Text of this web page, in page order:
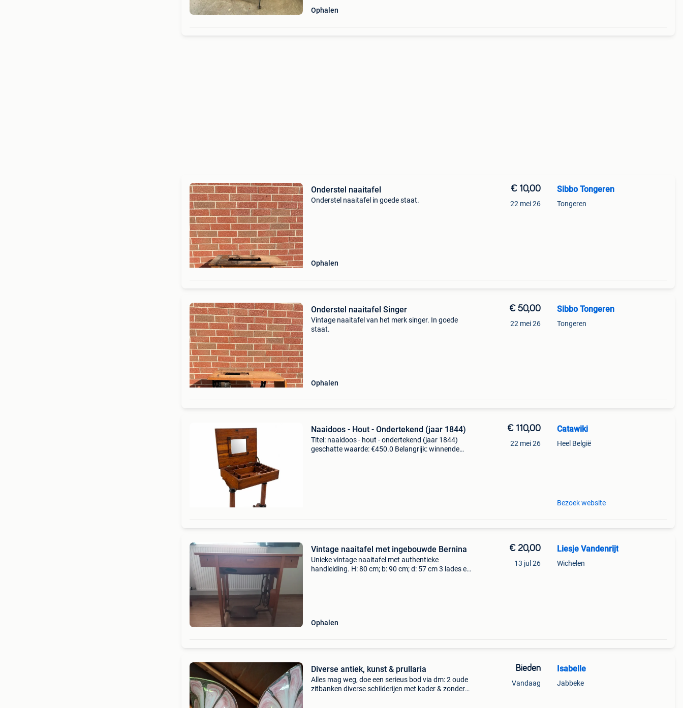
Ophalen
Onderstel naaitafel
Onderstel naaitafel in goede staat.
Ophalen
€ 10,00
22 mei 26
Sibbo Tongeren
Tongeren
Onderstel naaitafel Singer
Vintage naaitafel van het merk singer. In goede
staat.
Ophalen
€ 50,00
22 mei 26
Sibbo Tongeren
Tongeren
Naaidoos - Hout - Ondertekend (jaar 1844)
Titel: naaidoos - hout - ondertekend (jaar 1844)
geschatte waarde: €450.0 Belangrijk: winnende
€ 110,00
22 mei 26
Catawiki
Heel België
Bezoek website
Vintage naaitafel met ingebouwde Bernina
Unieke vintage naaitafel met authentieke
handleiding. H: 80 cm; b: 90 cm; d: 57 cm 3 lades en
Ophalen
€ 20,00
13 jul 26
Liesje Vandenrijt
Wichelen
Diverse antiek, kunst & prullaria
Alles mag weg, doe een serieus bod via dm: 2 oude
zitbanken diverse schilderijen met kader & zonder
Bieden
Vandaag
Isabelle
Jabbeke